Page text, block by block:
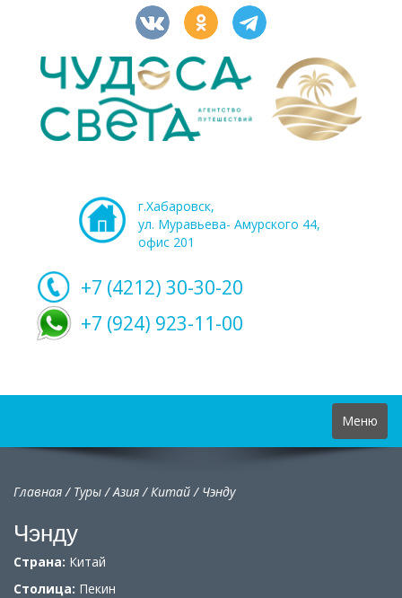
г.Хабаровск,
ул. Муравьева- Амурского 44,
офис 201
+7 (4212) 30-30-20
+7 (924) 923-11-00
Toggle
navigation
Меню
Главная/ Туры/Азия/Китай/ Чэнду
Чэнду
Страна: Китай
Столица: Пекин